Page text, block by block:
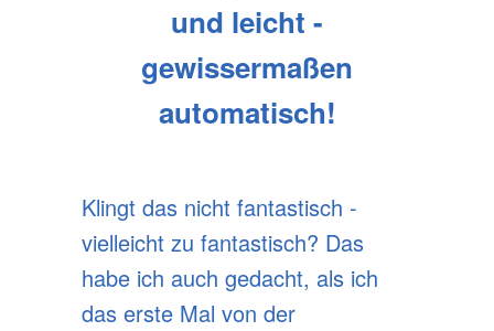
und leicht -
gewissermaßen
automatisch!
Klingt das nicht fantastisch -
vielleicht zu fantastisch? Das
habe ich auch gedacht, als ich
das erste Mal von der